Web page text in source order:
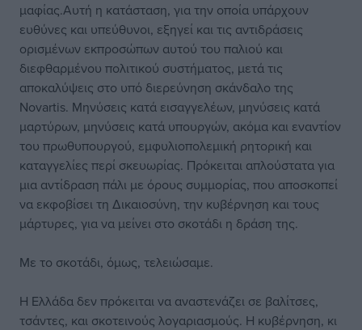
μαφίας.Αυτή η κατάσταση, για την οποία υπάρχουν
ευθύνες και υπεύθυνοι, εξηγεί και τις αντιδράσεις
ορισμένων εκπροσώπων αυτού του παλιού και
διεφθαρμένου πολιτικού συστήματος, μετά τις
αποκαλύψεις στο υπό διερεύνηση σκάνδαλο της
Novartis. Μηνύσεις κατά εισαγγελέων, μηνύσεις κατά
μαρτύρων, μηνύσεις κατά υπουργών, ακόμα και εναντίον
του πρωθυπουργού, εμφυλιοπολεμική ρητορική και
καταγγελίες περί σκευωρίας. Πρόκειται απλούστατα για
μια αντίδραση πάλι με όρους συμμορίας, που αποσκοπεί
να εκφοβίσει τη Δικαιοσύνη, την κυβέρνηση και τους
μάρτυρες, για να μείνει στο σκοτάδι η δράση της.
Με το σκοτάδι, όμως, τελειώσαμε.
Η Ελλάδα δεν πρόκειται να αναστενάζει σε βαλίτσες,
τσάντες, και σκοτεινούς λογαριασμούς. Η κυβέρνηση, κι